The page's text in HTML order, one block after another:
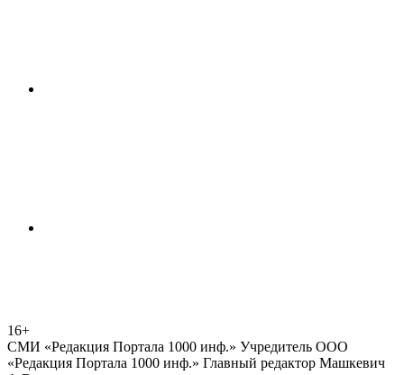
16+
СМИ «Редакция Портала 1000 инф.» Учредитель ООО
«Редакция Портала 1000 инф.» Главный редактор Машкевич